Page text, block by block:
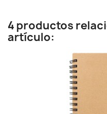
4 productos
artículo: